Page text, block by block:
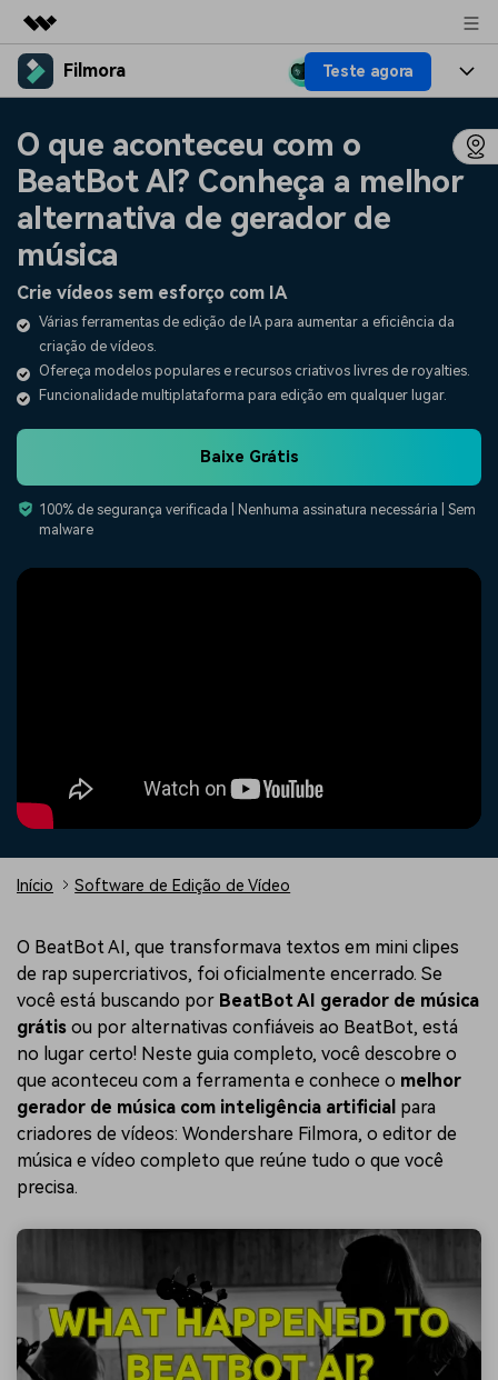
Produtos em destaque
Utilitários
Visão geral
Soluções
Sobre nós
Sala de imprensa
Loja
Suporte
Filmora Teste agora
Plataformas
Funcionalidades
Recursos criativos
IA
Vídeo/Imagem
Textos
Soluções
Filmora para
Criar
Recursos
Prompts de Vídeo
populares para gerar vídeos
semelhantes em segundos
Tendências de Vídeo
tendências de marketing de
vídeo em 2025
Aprenda os termos técnicos
Encontre aqui o que outros
Comunidade
Central de ajuda
alcançam sucesso
Buscar
O que aconteceu com o
BeatBot AI? Conheça a melhor
alternativa de gerador de
música
Crie vídeos sem esforço com IA
Várias ferramentas de edição de IA para aumentar a eficiência da
criação de vídeos.
Ofereça modelos populares e recursos criativos livres de royalties.
Funcionalidade multiplataforma para edição em qualquer lugar.
Baixe Grátis
100% de segurança verificada | Nenhuma assinatura necessária | Sem
malware
Início Software de Edição de Vídeo
O BeatBot AI, que transformava textos em mini clipes
de rap supercriativos, foi oficialmente encerrado. Se
você está buscando por BeatBot AI gerador de música
grátis ou por alternativas confiáveis ao BeatBot, está
no lugar certo! Neste guia completo, você descobre o
que aconteceu com a ferramenta e conhece o melhor
gerador de música com inteligência artificial para
criadores de vídeos: Wondershare Filmora, o editor de
música e vídeo completo que reúne tudo o que você
precisa.